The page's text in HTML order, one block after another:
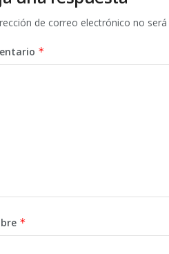
de correo electrónico no será
*
*